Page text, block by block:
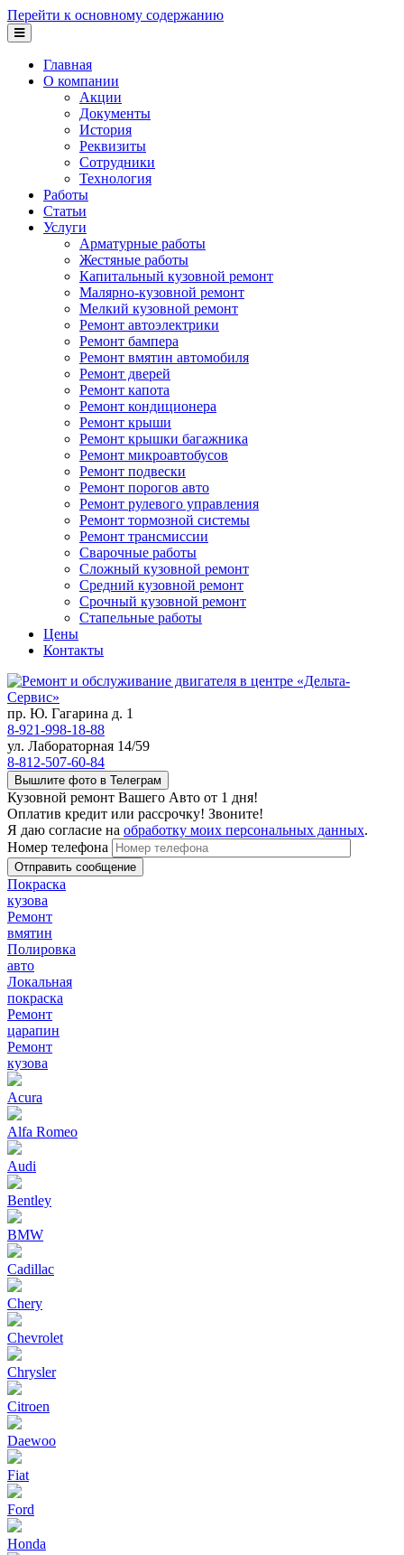
Перейти к основному содержанию
Главная
О компании
Акции
Документы
История
Реквизиты
Сотрудники
Технология
Работы
Статьи
Услуги
Арматурные работы
Жестяные работы
Капитальный кузовной ремонт
Малярно-кузовной ремонт
Мелкий кузовной ремонт
Ремонт автоэлектрики
Ремонт бампера
Ремонт вмятин автомобиля
Ремонт дверей
Ремонт капота
Ремонт кондиционера
Ремонт крыши
Ремонт крышки багажника
Ремонт микроавтобусов
Ремонт подвески
Ремонт порогов авто
Ремонт рулевого управления
Ремонт тормозной системы
Ремонт трансмиссии
Сварочные работы
Сложный кузовной ремонт
Средний кузовной ремонт
Срочный кузовной ремонт
Стапельные работы
Цены
Контакты
пр. Ю. Гагарина д. 1
8-921-998-18-88
ул. Лабораторная 14/59
8-812-507-60-84
Вышлите фото в Телеграм
Кузовной ремонт Вашего Авто от 1 дня!
Оплатив кредит или рассрочку! Звоните!
Я даю согласие на обработку моих персональных данных.
Номер телефона
Покраска
кузова
Ремонт
вмятин
Полировка
авто
Локальная
покраска
Ремонт
царапин
Ремонт
кузова
Acura
Alfa Romeo
Audi
Bentley
BMW
Cadillac
Chery
Chevrolet
Chrysler
Citroen
Daewoo
Fiat
Ford
Honda